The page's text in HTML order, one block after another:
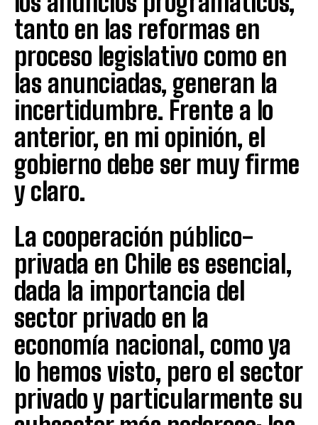
tanto en las reformas en
proceso legislativo como en
las anunciadas, generan la
incertidumbre. Frente a lo
anterior, en mi opinión, el
gobierno debe ser muy firme
y claro.
La cooperación público-
privada en Chile es esencial,
dada la importancia del
sector privado en la
economía nacional, como ya
lo hemos visto, pero el sector
privado y particularmente su